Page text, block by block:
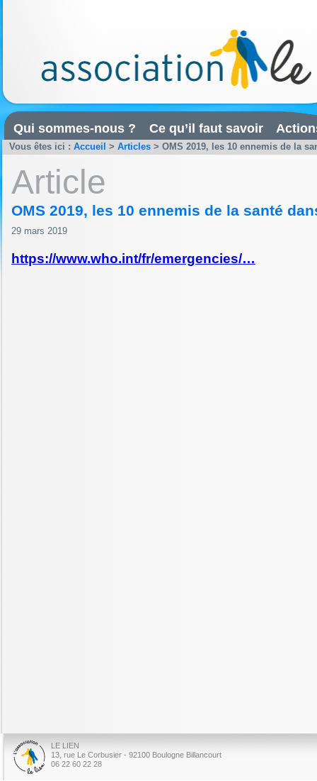
Qui sommes-nous ? Ce qu’il faut savoir
Vous êtes ici : Accueil > Articles > OMS 2019, les 10 ennemis de la
Article
OMS 2019, les 10 ennemis de la santé
29 mars 2019
https://www.who.int/fr/emergencies/…
LE LIEN
13, rue Le Corbusier - 92100 Boulogne Billancourt
06 22 60 22 28